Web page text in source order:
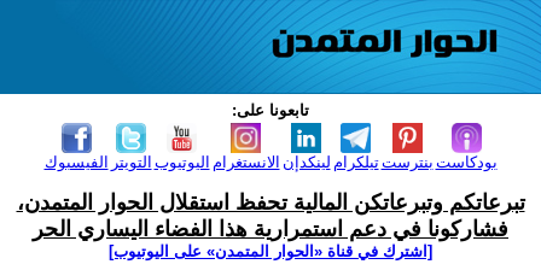
تابعونا على:
الفيسبوك التويتر اليوتيوب الانستغرام لينكدإن تيلكرامبنترست بودكاست
تبرعاتكم وتبرعاتكن المالية تحفظ استقلال الحوار المتمدن،
فشاركونا في دعم استمرارية هذا الفضاء اليساري الحر
[اشترك في قناة ‫«الحوار المتمدن» على اليوتيوب]